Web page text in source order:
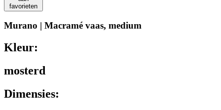
favorieten
Murano | Macramé vaas, medium
Kleur:
mosterd
Dimensies: